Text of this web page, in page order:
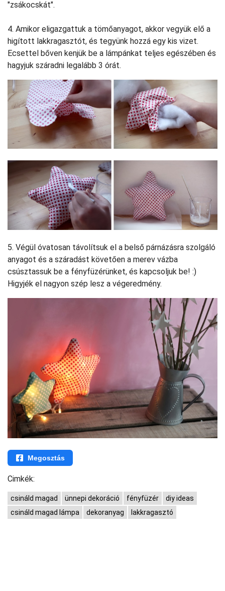
"zsákocskát".
4. Amikor eligazgattuk a tömőanyagot, akkor vegyük elő a
higított lakkragasztót, és tegyünk hozzá egy kis vizet.
Ecsettel bőven kenjük be a lámpánkat teljes egészében és
hagyjuk száradni legalább 3 órát.
5. Végül óvatosan távolítsuk el a belső párnázásra szolgáló
anyagot és a száradást követően a merev vázba
csúsztassuk be a fényfüzérünket, és kapcsoljuk be! :)
Higyjék el nagyon szép lesz a végeredmény.
Megosztás
Cimkék:
csináld magad ünnepi dekoráció fényfüzér
diy ideas
csináld magad lámpa
dekoranyag lakkragasztó